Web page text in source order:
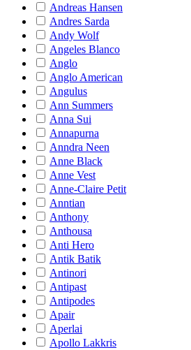
Andreas Hansen
Andres Sarda
Andy Wolf
Angeles Blanco
Anglo
Anglo American
Angulus
Ann Summers
Anna Sui
Annapurna
Anndra Neen
Anne Black
Anne Vest
Anne-Claire Petit
Anntian
Anthony
Anthousa
Anti Hero
Antik Batik
Antinori
Antipast
Antipodes
Apair
Aperlai
Apollo Lakkris